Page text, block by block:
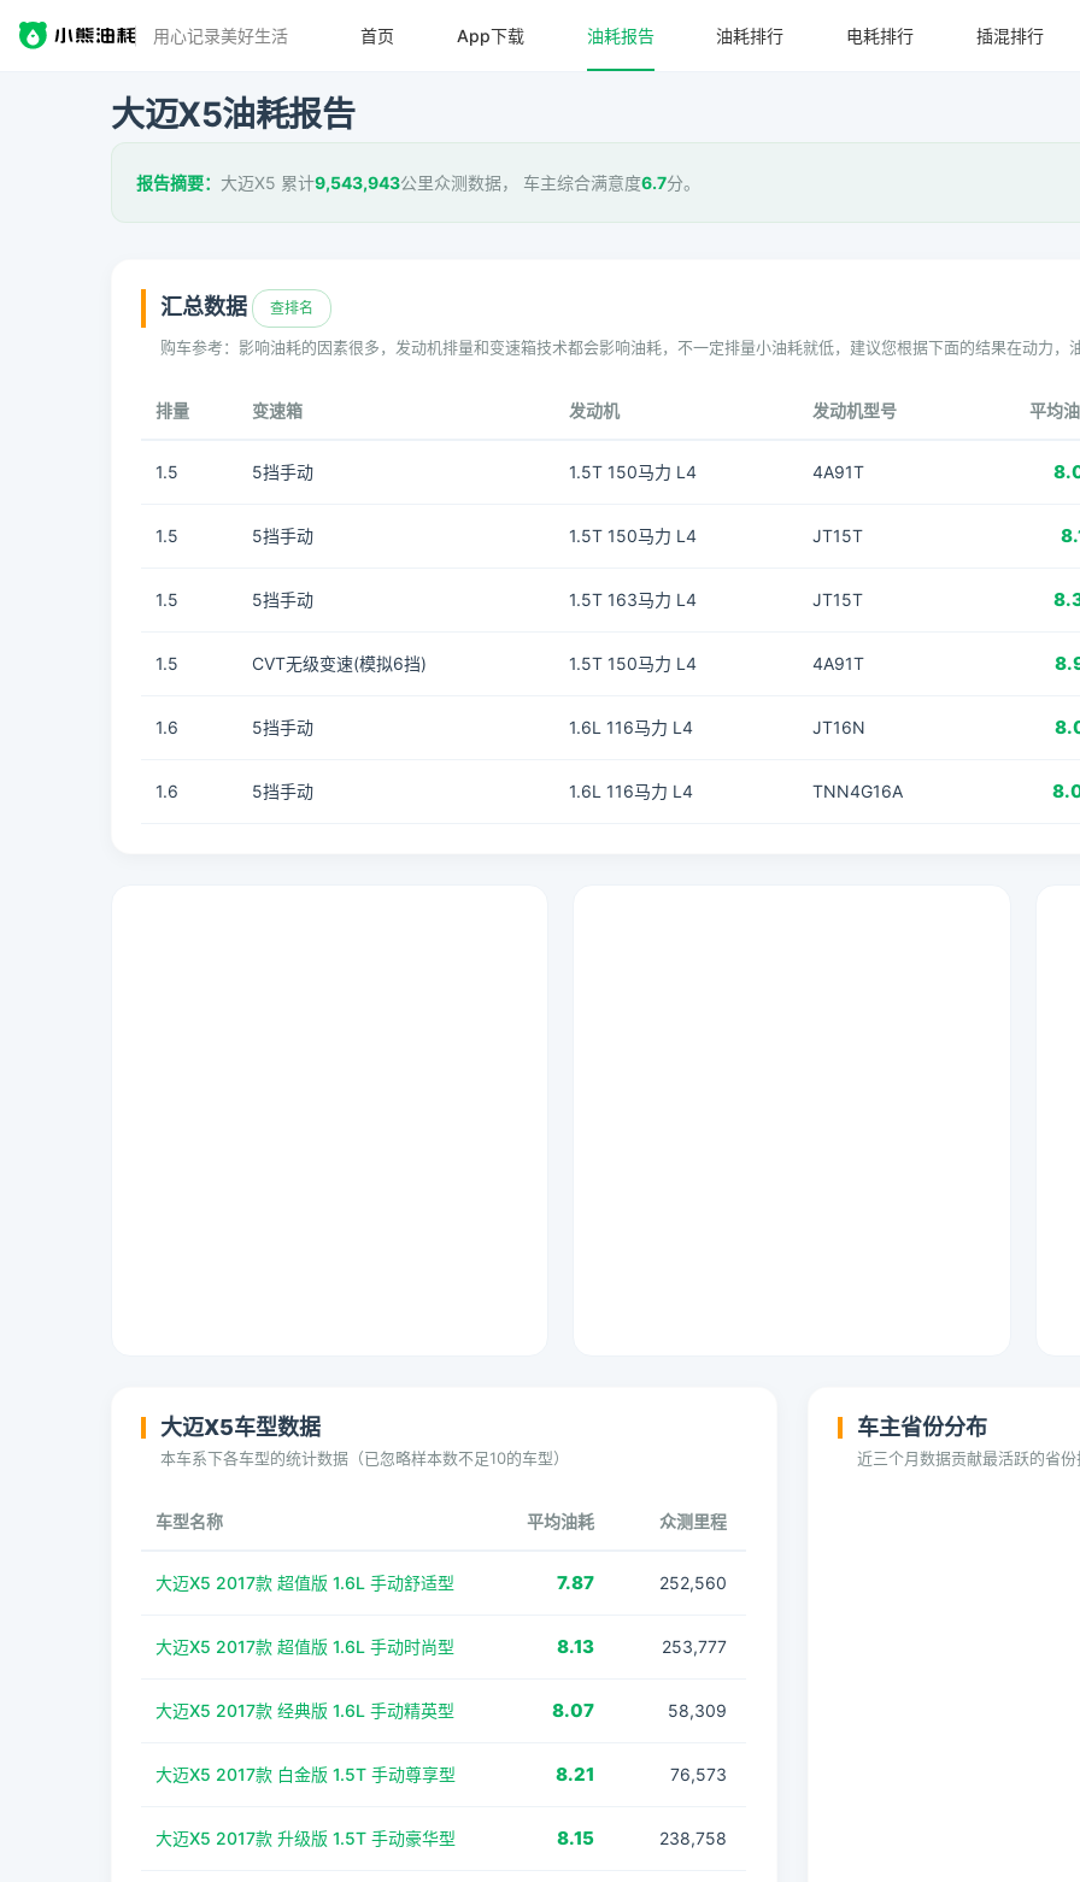
用心记录美好生活 首页 App下载 油耗报告 油耗排行 电耗排行 插混排行
大迈X5油耗报告
报告摘要： 大迈X5 累计9,543,943公里众测数据， 车主综合满意度6.7分。
汇总数据 查排名
购车参考：影响油耗的因素很多，发动机排量和变速箱技术都会影响油耗，不一定排量小油耗就低，建议您根据下面的结果在动力
排量 变速箱 发动机 发动机型号 平均
1.5 5挡手动 1.5T 150马力 L4 4A91T
1.5 5挡手动 1.5T 150马力 L4 JT15T
1.5 5挡手动 1.5T 163马力 L4 JT15T
1.5 CVT无级变速(模拟6挡) 1.5T 150马力 L4 4A91T
1.6 5挡手动 1.6L 116马力 L4 JT16N
1.6 5挡手动 1.6L 116马力 L4 TNN4G16A
大迈X5车型数据
本车系下各车型的统计数据（已忽略样本数不足10的车型）
车型名称 平均油耗 众测里程
大迈X5 2017款 超值版 1.6L 手动舒适型 7.87 252,560
大迈X5 2017款 超值版 1.6L 手动时尚型 8.13 253,777
大迈X5 2017款 经典版 1.6L 手动精英型 8.07 58,309
大迈X5 2017款 白金版 1.5T 手动尊享型 8.21 76,573
大迈X5 2017款 升级版 1.5T 手动豪华型 8.15 238,758
车主省份分布
近三个月数据贡献最活跃的省份